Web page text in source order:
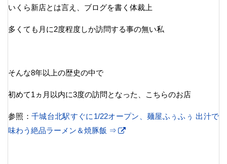
いくら新店とは言え、ブログを書く体裁上
多くても月に2度程度しか訪問する事の無い私
そんな8年以上の歴史の中で
初めて1ヵ月以内に3度の訪問となった、こちらのお店
参照：千城台北駅すぐに1/22オープン、麺屋ふぅふぅ 出汁で
味わう絶品ラーメン＆焼豚飯 ⇒